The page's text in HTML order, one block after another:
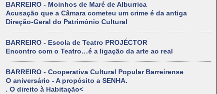
BARREIRO - Moinhos de Maré de Alburrica
Acusação que a Câmara cometeu um crime é da antiga
Direção-Geral do Património Cultural
BARREIRO - Escola de Teatro PROJÉCTOR
Encontro com o Teatro…é a ligação da arte ao real
BARREIRO - Cooperativa Cultural Popular Barreirense
O aniversário - A propósito a SENHA.
. O direito à Habitação<